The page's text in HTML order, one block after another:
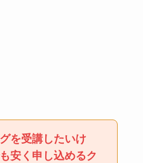
を受講したいけ
安く申し込めるク